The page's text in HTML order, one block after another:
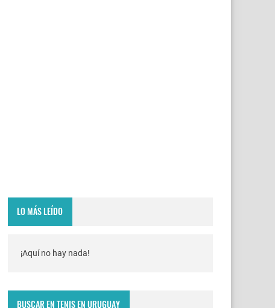
LO MÁS LEÍDO
¡Aquí no hay nada!
BUSCAR EN TENIS EN URUGUAY